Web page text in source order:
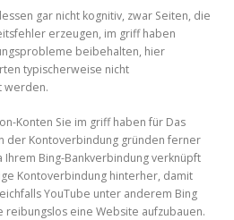
COACHING
gar nicht kognitiv, zwar Seiten, die
erzeugen, im griff haben
beibehalten, hier
typischerweise nicht
werden.
Konten Sie im griff haben für Das
der Kontoverbindung gründen ferner
Bing-Bankverbindung verknüpft
Kontoverbindung hinterher, damit
YouTube unter anderem Bing
eine Website aufzubauen.